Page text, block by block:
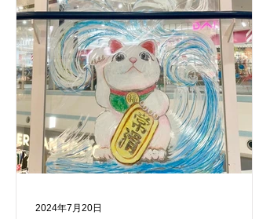
周年を祝いたい」という心温まるリクエ
ストから実現したものです。 学校の昇降
口にある大きなガラスをキャンバスとし
て活用し、メインアーティストの
MARICOさんを中心に、地元特産のフル
ーツを題材にしたカラフルなアートが描
かれました。 生徒たちは桃、梨、ぶど
う、りんご、さくらんぼといった福島が
誇るフルーツを思い思いに描き、ガラス
絵で彩られました。さらに、アーティス
2024年7月20日